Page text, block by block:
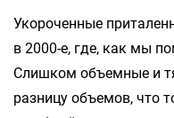
Укороченные
в 2000-е, где, как мы
Слишком объемные и
разницу объемов, что